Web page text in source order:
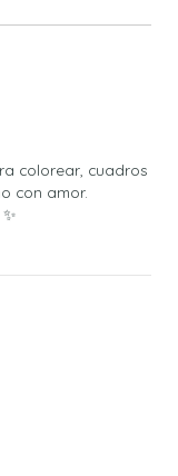
colorear, cuadros
con amor.